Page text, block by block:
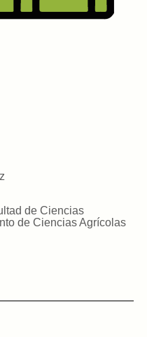
de Ciencias
de Ciencias Agrícolas